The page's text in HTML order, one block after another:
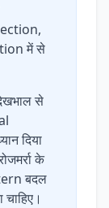
में से
से
दिया
के
बदल